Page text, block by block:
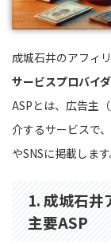
成城石井のアフィ
サービスプロバイ
ASPとは、広告主
介するサービスで
やSNSに掲載します
1. 成城石井
主要ASP